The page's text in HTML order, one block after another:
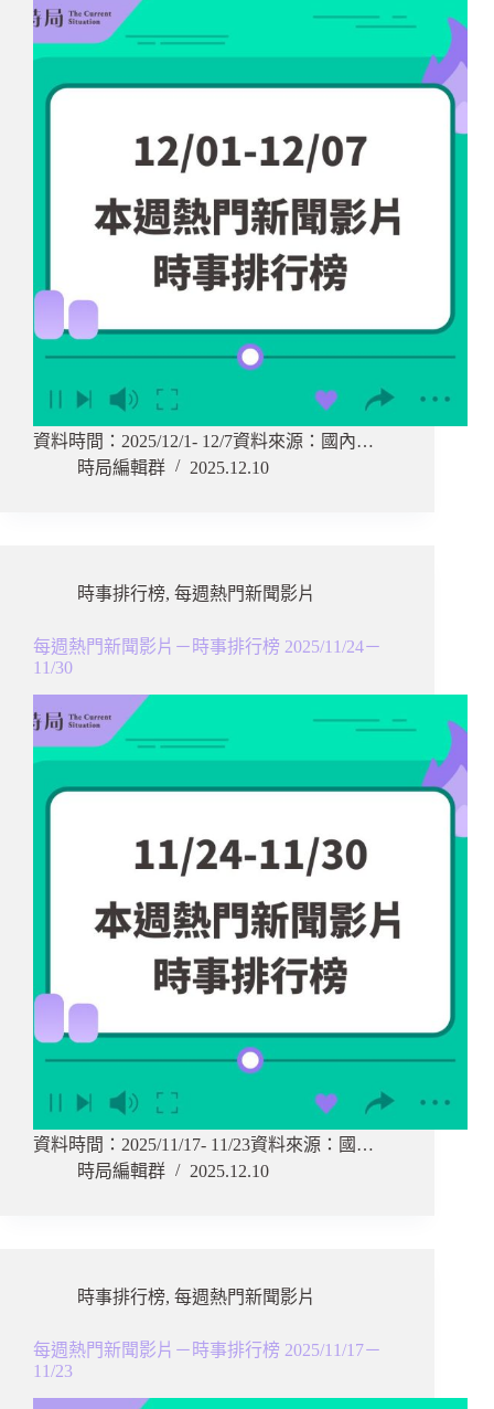
資料時間：2025/12/1- 12/7資料來源：國內…
時局編輯群
2025.12.10
時事排行榜, 每週熱門新聞影片
每週熱門新聞影片－時事排行榜 2025/11/24－
11/30
資料時間：2025/11/17- 11/23資料來源：國…
時局編輯群
2025.12.10
時事排行榜, 每週熱門新聞影片
每週熱門新聞影片－時事排行榜 2025/11/17－
11/23